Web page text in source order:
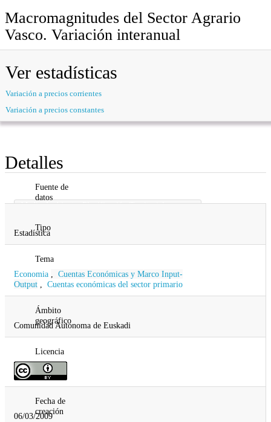
Macromagnitudes del Sector Agrario
Vasco. Variación interanual
Ver estadísticas
Variación a precios corrientes
Variación a precios constantes
Detalles
Fuente de
datos
Medio Ambiente, Planificación Territorial,
Tipo
Estadística
Tema
Economia , Cuentas Económicas y Marco Input-
Output , Cuentas económicas del sector primario
Ámbito
geográfico
Comunidad Autonoma de Euskadi
Licencia
Fecha de
creación
06/03/2009